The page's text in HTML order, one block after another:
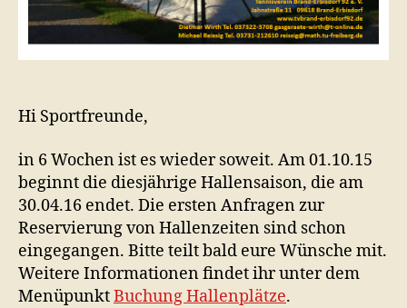
Hi Sportfreunde,
in 6 Wochen ist es wieder soweit. Am 01.10.15
beginnt die diesjährige Hallensaison, die am
30.04.16 endet. Die ersten Anfragen zur
Reservierung von Hallenzeiten sind schon
eingegangen. Bitte teilt bald eure Wünsche mit.
Weitere Informationen findet ihr unter dem
MenüpunktBuchung Hallenplätze.